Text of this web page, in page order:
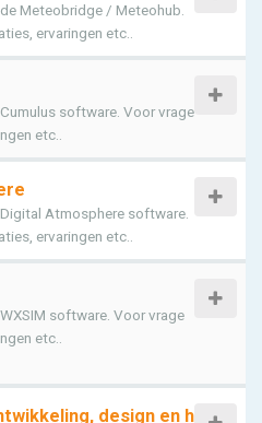
Meteobridge / Meteohub.
ervaringen etc..
software. Voor vrage
etc..
Atmosphere software.
ervaringen etc..
software. Voor vrage
etc..
design en h